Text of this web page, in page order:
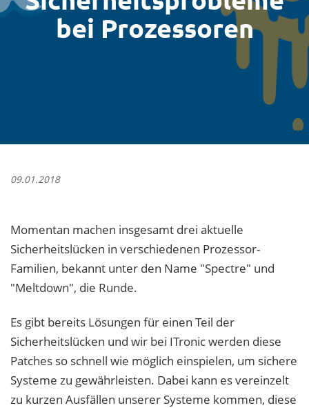
bei Prozessoren
09.01.2018
Momentan machen insgesamt drei aktuelle
Sicherheitslücken in verschiedenen Prozessor-
Familien, bekannt unter den Name "Spectre" und
"Meltdown", die Runde.
Es gibt bereits Lösungen für einen Teil der
Sicherheitslücken und wir bei ITronic werden diese
Patches so schnell wie möglich einspielen, um sichere
Systeme zu gewährleisten. Dabei kann es vereinzelt
zu kurzen Ausfällen unserer Systeme kommen, diese